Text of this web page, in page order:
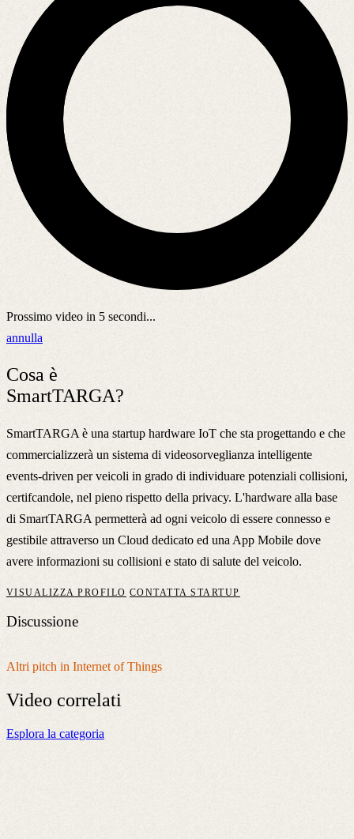
Prossimo video in 5 secondi...
annulla
Cosa è
SmartTARGA?
SmartTARGA è una startup hardware IoT che sta progettando e che
commercializzerà un sistema di videosorveglianza intelligente
events-driven per veicoli in grado di individuare potenziali collisioni,
certifcandole, nel pieno rispetto della privacy. L'hardware alla base
di SmartTARGA permetterà ad ogni veicolo di essere connesso e
gestibile attraverso un Cloud dedicato ed una App Mobile dove
avere informazioni su collisioni e stato di salute del veicolo.
VISUALIZZA PROFILO CONTATTA STARTUP
Discussione
Altri pitch in Internet of Things
Video correlati
Esplora la categoria